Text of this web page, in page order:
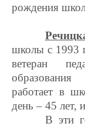
рождения
школы с 1993
ветеран
работает в
день – 45 лет,
В эти